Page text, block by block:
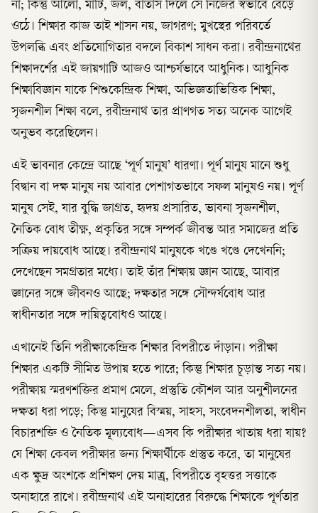
না; কিন্তু আলো, মাটি, জল, বাতাস দিলে সে নিজের স্বভাবে বেড়ে
ওঠে। শিক্ষার কাজ তাই শাসন নয়, জাগরণ; মুখস্থের পরিবর্তে
উপলব্ধি এবং প্রতিযোগিতার বদলে বিকাশ সাধন করা। রবীন্দ্রনাথের
শিক্ষাদর্শের এই জায়গাটি আজও আশ্চর্যভাবে আধুনিক। আধুনিক
শিক্ষাবিজ্ঞান যাকে শিশুকেন্দ্রিক শিক্ষা, অভিজ্ঞতাভিত্তিক শিক্ষা,
সৃজনশীল শিক্ষা বলে, রবীন্দ্রনাথ তার প্রাণগত সত্য অনেক আগেই
অনুভব করেছিলেন।
এই ভাবনার কেন্দ্রে আছে ‘পূর্ণ মানুষ’ ধারণা। পূর্ণ মানুষ মানে শুধু
বিদ্বান বা দক্ষ মানুষ নয় আবার পেশাগতভাবে সফল মানুষও নয়। পূর্ণ
মানুষ সেই, যার বুদ্ধি জাগ্রত, হৃদয় প্রসারিত, ভাবনা সৃজনশীল,
নৈতিক বোধ তীক্ষ্ণ, প্রকৃতির সঙ্গে সম্পর্ক জীবন্ত আর সমাজের প্রতি
সক্রিয় দায়বোধ আছে। রবীন্দ্রনাথ মানুষকে খণ্ডে খণ্ডে দেখেননি;
দেখেছেন সমগ্রতার মধ্যে। তাই তাঁর শিক্ষায় জ্ঞান আছে, আবার
জ্ঞানের সঙ্গে জীবনও আছে; দক্ষতার সঙ্গে সৌন্দর্যবোধ আর
স্বাধীনতার সঙ্গে দায়িত্ববোধও আছে।
এখানেই তিনি পরীক্ষাকেন্দ্রিক শিক্ষার বিপরীতে দাঁড়ান। পরীক্ষা
শিক্ষার একটি সীমিত উপায় হতে পারে; কিন্তু শিক্ষার চূড়ান্ত সত্য নয়।
পরীক্ষায় স্মরণশক্তির প্রমাণ মেলে, প্রস্তুতি কৌশল আর অনুশীলনের
দক্ষতা ধরা পড়ে; কিন্তু মানুষের বিস্ময়, সাহস, সংবেদনশীলতা, স্বাধীন
বিচারশক্তি ও নৈতিক মূল্যবোধ—এসব কি পরীক্ষার খাতায় ধরা যায়?
যে শিক্ষা কেবল পরীক্ষার জন্য শিক্ষার্থীকে প্রস্তুত করে, তা মানুষের
এক ক্ষুদ্র অংশকে প্রশিক্ষণ দেয় মাত্র্র, বিপরীতে বৃহত্তর সত্তাকে
অনাহারে রাখে। রবীন্দ্রনাথ এই অনাহারের বিরুদ্ধে শিক্ষাকে পূর্ণতার